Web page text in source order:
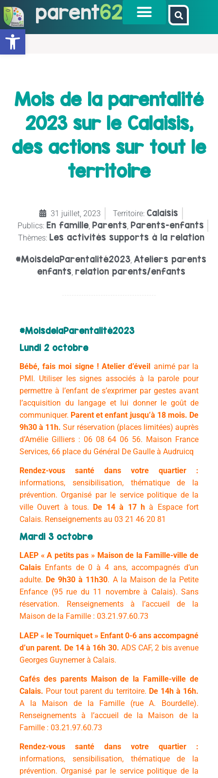
Ouvrir la barre d’outils
parent62
Mois de la parentalité
2023 sur le Calaisis,
des actions sur tout le
territoire
31 juillet, 2023 Territoire: Calaisis
Publics: En famille, Parents Parents-enfants
Thèmes: Les activités supports à la relation
#MoisdelaParentalité2023 Ateliers parents
enfants relation parents/enfants
#MoisdelaParentalité2023
Lundi 2 octobre
Bébé,fais moi signe ! Atelier d’éveil animé par la
PMI. Utiliser les signes associés à la parole pour
permettre à l’enfant de s’exprimer par gestes avant
l’acquisition du langage et lui donner le goût de
communiquer. Parent et enfant jusqu’à 18 mois. De
9h30 à 11h.Sur réservation (places limitées) auprès
d’Amélie Gilliers : 06 08 64 06 56. Maison France
Services, 66 place du Général De Gaulle à Audruicq
Rendez-vous santé dans votre quartier :
informations, sensibilisation, thématique de la
prévention. Organisé par le service politique de la
ville Ouvert à tous. De 14 à 17 hà Espace fort
Calais. Renseignements au 03 21 46 20 81
Mardi 3 octobre
LAEP « A petits pas » Maison de la Famille-ville de
Calais Enfants de 0 à 4 ans, accompagnés d’un
adulte. De 9h30 à 11h30. A la Maison de la Petite
Enfance (95 rue du 11 novembre à Calais). Sans
réservation. Renseignements à l’accueil de la
Maison de la Famille : 03.21.97.60.73
LAEP « le Tourniquet » Enfant 0-6 ans accompagné
d’un parent. De 14 à 16h 30. ADS CAF, 2 bis avenue
Georges Guynemer à Calais.
Cafés des parents Maison de la Famille-ville de
Calais. Pour tout parent du territoire. De 14h à 16h.
A la Maison de la Famille (rue A. Bourdelle).
Renseignements à l’accueil de la Maison de la
Famille : 03.21.97.60.73
Rendez-vous santé dans votre quartier :
informations, sensibilisation, thématique de la
prévention. Organisé par le service politique de la